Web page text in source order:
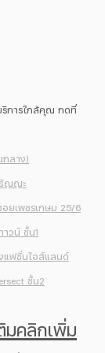
การใกล้คุณ กดที่
กลาง)
ธัญญะ
อยเพชรเกษม 25/6
าวน์ ชั้น1
แฟชั่นไอส์แลนด์
ชั้น2
มคลิกเพิ่ม